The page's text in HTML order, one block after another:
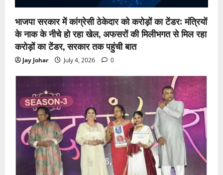
भाजपा सरकार में कांग्रेसी ठेकेदार को करोड़ों का टेंडर: मंत्रियों
के नाक के नीचे हो रहा खेल, अफसरों की मिलीभगत से मिल रहा
करोड़ों का टेंडर, सरकार तक पहुंची बात
Jay Johar July 4, 2026 0